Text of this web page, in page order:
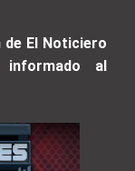
de El Noticiero
al